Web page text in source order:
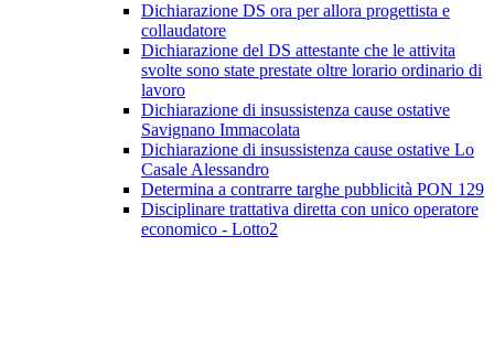
Dichiarazione DS ora per allora progettista e
collaudatore
Dichiarazione del DS attestante che le attivita
svolte sono state prestate oltre lorario ordinario di
lavoro
Dichiarazione di insussistenza cause ostative
Savignano Immacolata
Dichiarazione di insussistenza cause ostative Lo
Casale Alessandro
Determina a contrarre targhe pubblicità PON 129
Disciplinare trattativa diretta con unico operatore
economico - Lotto2